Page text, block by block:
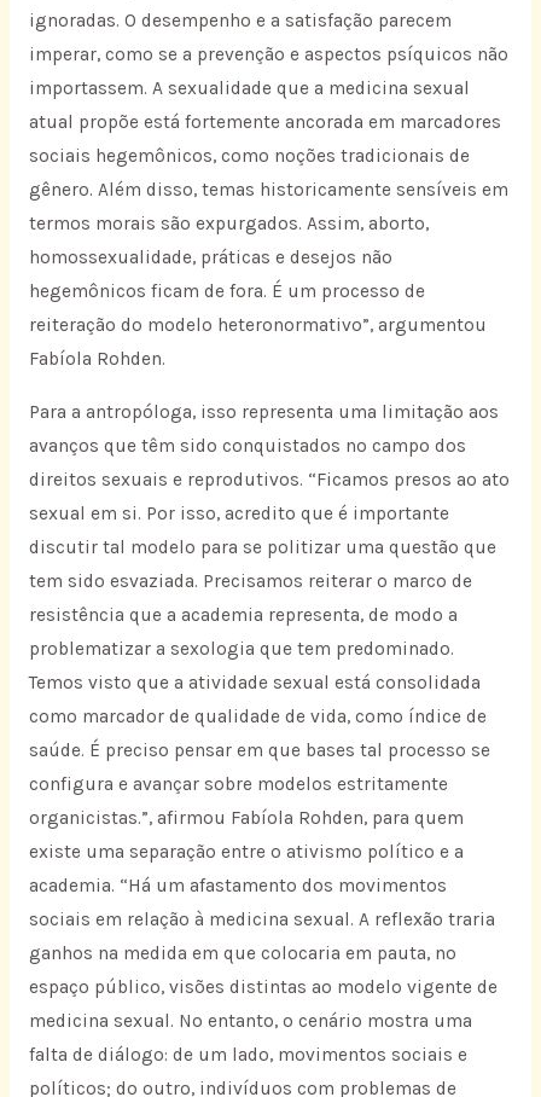
ignoradas. O desempenho e a satisfação parecem
imperar, como se a prevenção e aspectos psíquicos não
importassem. A sexualidade que a medicina sexual
atual propõe está fortemente ancorada em marcadores
sociais hegemônicos, como noções tradicionais de
gênero. Além disso, temas historicamente sensíveis em
termos morais são expurgados. Assim, aborto,
homossexualidade, práticas e desejos não
hegemônicos ficam de fora. É um processo de
reiteração do modelo heteronormativo”, argumentou
Fabíola Rohden.
Para a antropóloga, isso representa uma limitação aos
avanços que têm sido conquistados no campo dos
direitos sexuais e reprodutivos. “Ficamos presos ao ato
sexual em si. Por isso, acredito que é importante
discutir tal modelo para se politizar uma questão que
tem sido esvaziada. Precisamos reiterar o marco de
resistência que a academia representa, de modo a
problematizar a sexologia que tem predominado.
Temos visto que a atividade sexual está consolidada
como marcador de qualidade de vida, como índice de
saúde. É preciso pensar em que bases tal processo se
configura e avançar sobre modelos estritamente
organicistas.”, afirmou Fabíola Rohden, para quem
existe uma separação entre o ativismo político e a
academia. “Há um afastamento dos movimentos
sociais em relação à medicina sexual. A reflexão traria
ganhos na medida em que colocaria em pauta, no
espaço público, visões distintas ao modelo vigente de
medicina sexual. No entanto, o cenário mostra uma
falta de diálogo: de um lado, movimentos sociais e
políticos; do outro, indivíduos com problemas de